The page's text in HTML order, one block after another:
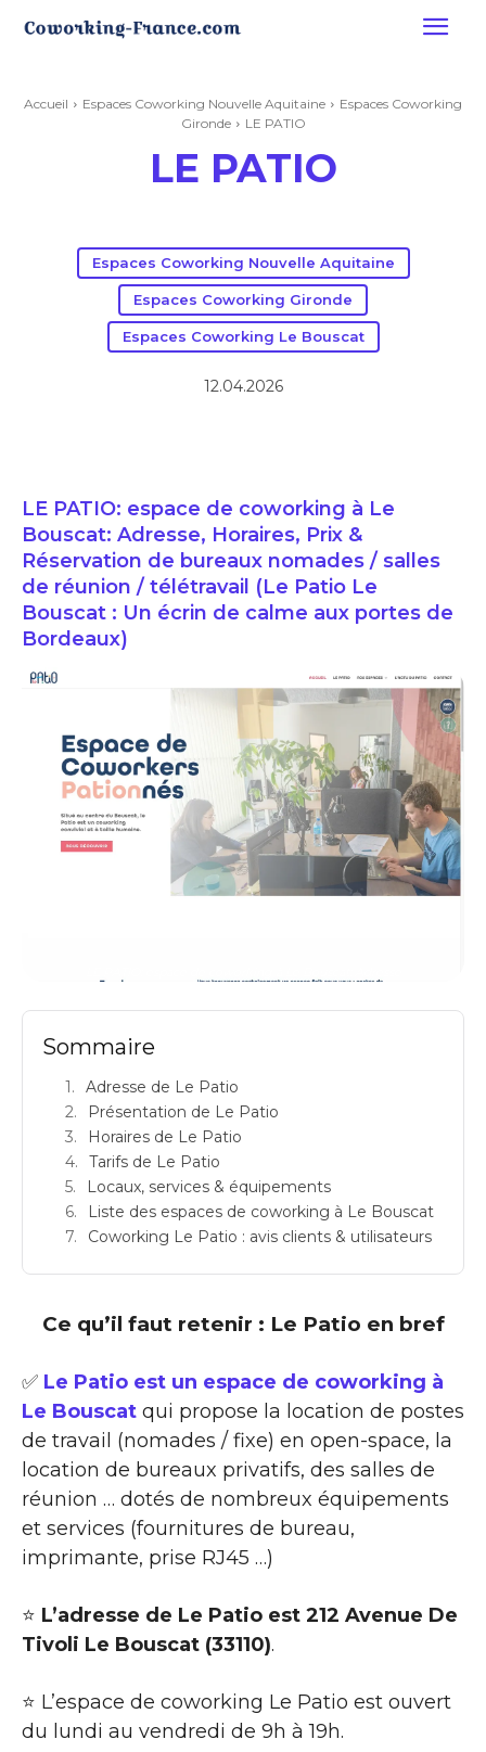
Accueil Espaces Coworking Nouvelle Aquitaine
Espaces Coworking
Gironde
LE PATIO
LE PATIO
Espaces Coworking Nouvelle Aquitaine
Espaces Coworking Gironde
Espaces Coworking Le Bouscat
12.04.2026
LE PATIO: espace de coworking à Le
Bouscat: Adresse, Horaires, Prix &
Réservation de bureaux nomades / salles
de réunion / télétravail (Le Patio Le
Bouscat : Un écrin de calme aux portes de
Bordeaux)
Sommaire
Adresse de Le Patio
Présentation de Le Patio
Horaires de Le Patio
Tarifs de Le Patio
Locaux, services & équipements
Liste des espaces de coworking à Le Bouscat
Coworking Le Patio : avis clients & utilisateurs
Ce qu’il faut retenir : Le Patio en bref
✅ Le Patio est un espace de coworking à
Le Bouscat qui propose la location de postes
de travail (nomades / fixe) en open-space, la
location de bureaux privatifs, des salles de
réunion … dotés de nombreux équipements
et services (fournitures de bureau,
imprimante, prise RJ45 …)
⭐ L’adresse de Le Patio est 212 Avenue De
Tivoli Le Bouscat (33110).
⭐ L’espace de coworking Le Patio est ouvert
du lundi au vendredi de 9h à 19h.